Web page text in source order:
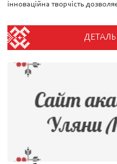
інноваційна творчість